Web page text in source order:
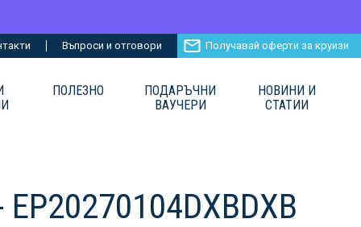
Въпроси и отговори Получавай оферти за круизи
ПОЛЕЗНО
ПОДАРЪЧНИ
ВАУЧЕРИ
НОВИНИ И
СТАТИИ